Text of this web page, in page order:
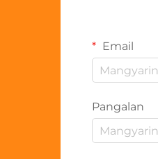
Email
Pangalan